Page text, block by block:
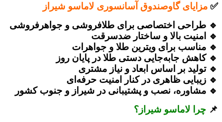
✅ مزایای گاوصندوق آسانسوری لاماسو شیراز
🔹 طراحی اختصاصی برای طلافروشی و جواهرفروشی
🔹 امنیت بالا و ساختار ضدسرقت
🔹 مناسب برای ویترین طلا و جواهرات
🔹 کاهش جابه‌جایی دستی طلا در پایان روز
🔹 تولید بر اساس ابعاد و نیاز مشتری
🔹 زیبایی ظاهری در کنار امنیت حرفه‌ای
🔹 مشاوره، نصب و پشتیبانی در شیراز و جنوب کشور
📌 چرا لاماسو شیراز؟